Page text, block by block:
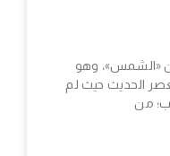
«الشمس»، وهو
الحديث حيث لم
من